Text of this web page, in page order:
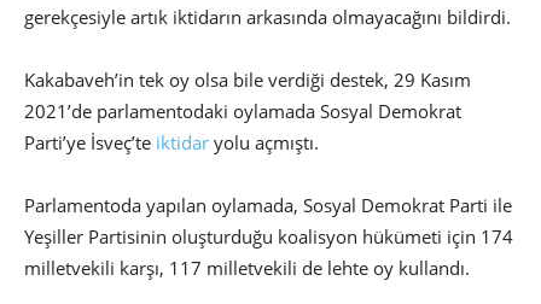
gerekçesiyle artık iktidarın arkasında olmayacağını bildirdi.
Kakabaveh’in tek oy olsa bile verdiği destek, 29 Kasım
2021’de parlamentodaki oylamada Sosyal Demokrat
Parti’ye İsveç’te iktidar yolu açmıştı.
Parlamentoda yapılan oylamada, Sosyal Demokrat Parti ile
Yeşiller Partisinin oluşturduğu koalisyon hükümeti için 174
milletvekili karşı, 117 milletvekili de lehte oy kullandı.